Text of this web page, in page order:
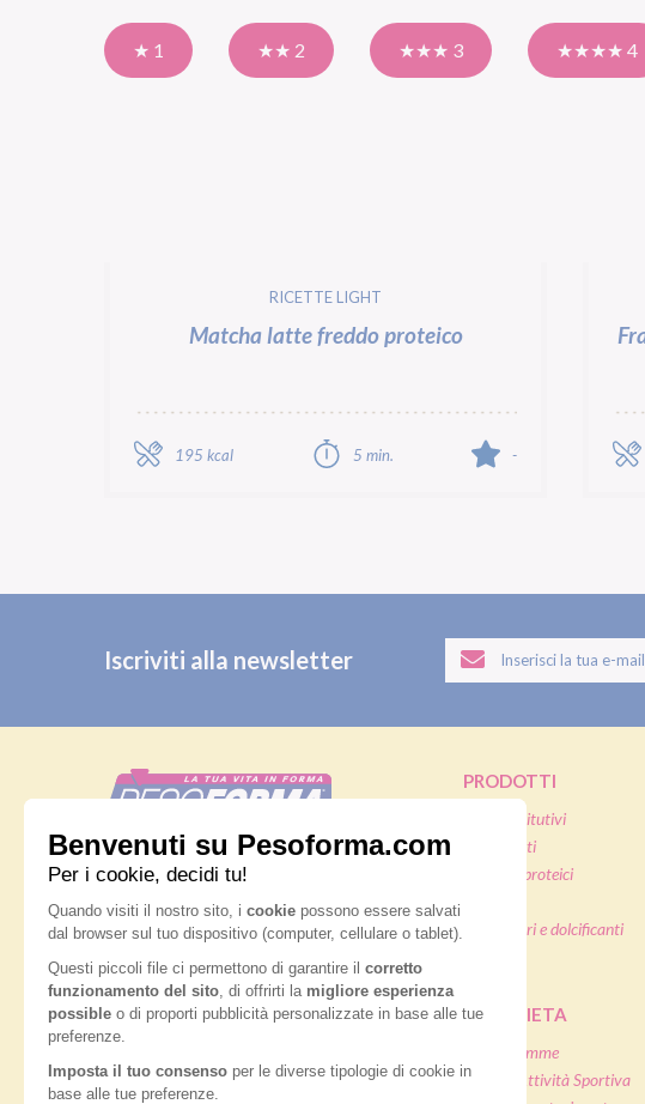
★ 1 ★★ 2 ★★★ 3 ★★★★ 4
RICETTE LIGHT
Matcha latte freddo proteico
195 kcal 5 min. -
Iscriviti alla newsletter
Nutrition & Sante' Italia Spa
via Gioacchino Rossini 1/A
20045 Lainate (MI)
Servizio consumatori:
800-018124
Contatti
PRODOTTI
Pasti sostitutivi
Pasti salati
Alimenti proteici
Integratori e dolcificanti
PIANI DIETA
Dieta mamme
Diete & Attività Sportiva